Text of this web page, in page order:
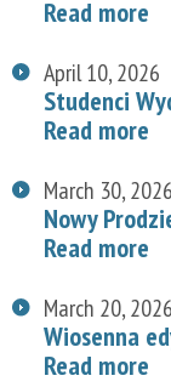
Read more
April 10, 2026
Studenci
Read more
March 30, 2026
Nowy
Read more
March 20, 2026
Wiosenna
Read more